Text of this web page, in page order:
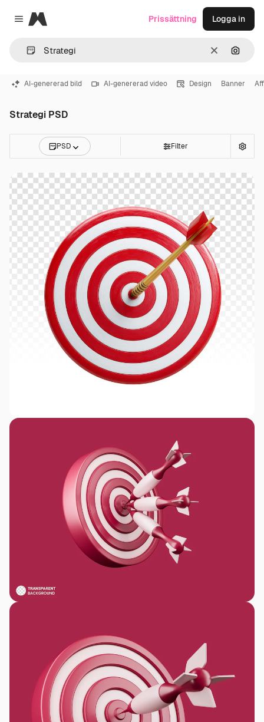
Close menu
Magnific
RensaSök
Prissättning Logga in
AI-genererad bild AI-genererad video Design Banner
Strategi PSD
PSD Filter